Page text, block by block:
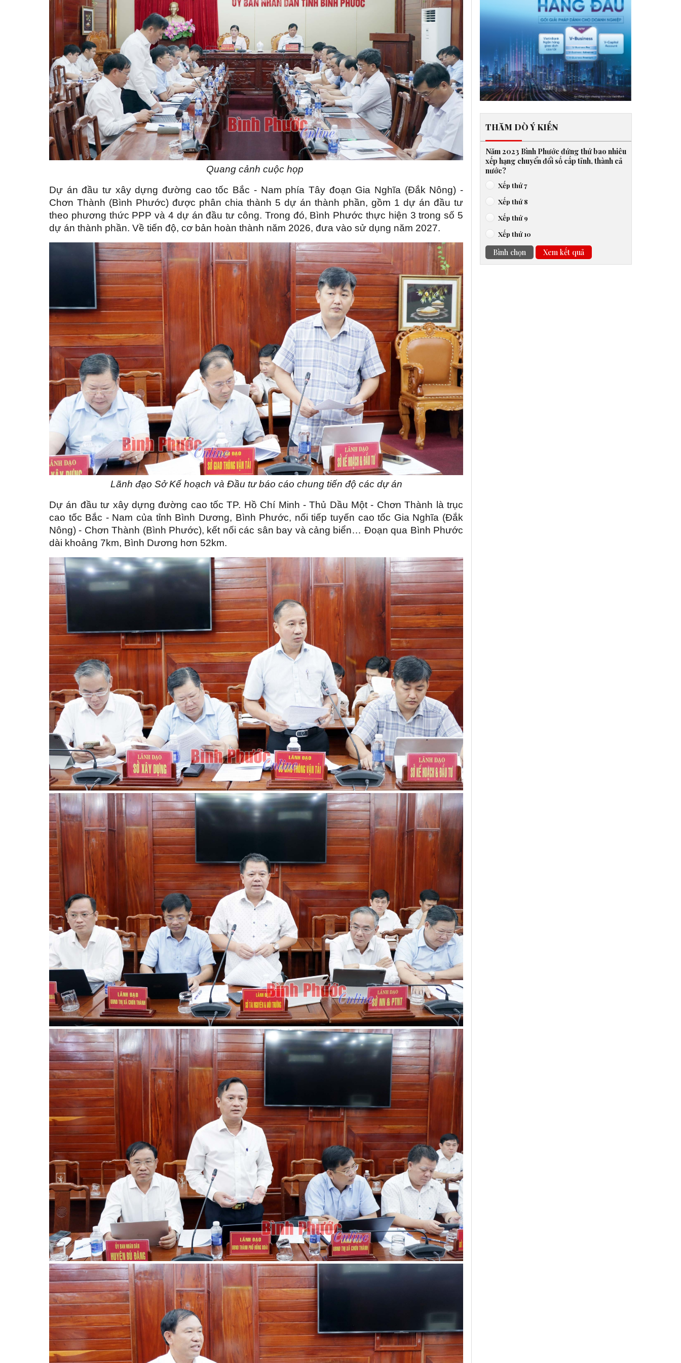
Quang cảnh cuộc họp
Dự án đầu tư xây dựng đường cao tốc Bắc - Nam phía Tây đoạn Gia Nghĩa (Đắk Nông) -
Chơn Thành (Bình Phước) được phân chia thành 5 dự án thành phần, gồm 1 dự án đầu tư
theo phương thức PPP và 4 dự án đầu tư công. Trong đó, Bình Phước thực hiện 3 trong số 5
dự án thành phần. Về tiến độ, cơ bản hoàn thành năm 2026, đưa vào sử dụng năm 2027.
Lãnh đạo Sở Kế hoạch và Đầu tư báo cáo chung tiến độ các dự án
Dự án đầu tư xây dựng đường cao tốc TP. Hồ Chí Minh - Thủ Dầu Một - Chơn Thành là trục
cao tốc Bắc - Nam của tỉnh Bình Dương, Bình Phước, nối tiếp tuyến cao tốc Gia Nghĩa (Đắk
Nông) - Chơn Thành (Bình Phước), kết nối các sân bay và cảng biển… Đoạn qua Bình Phước
dài khoảng 7km, Bình Dương hơn 52km.
THĂM DÒ Ý KIẾN
Năm 2023 Bình Phước đứng thứ bao nhiêu
xếp hạng chuyển đổi số cấp tỉnh, thành cả
nước?
Xếp thứ 7
Xếp thứ 8
Xếp thứ 9
Xếp thứ 10
Bình chọn Xem kết quả